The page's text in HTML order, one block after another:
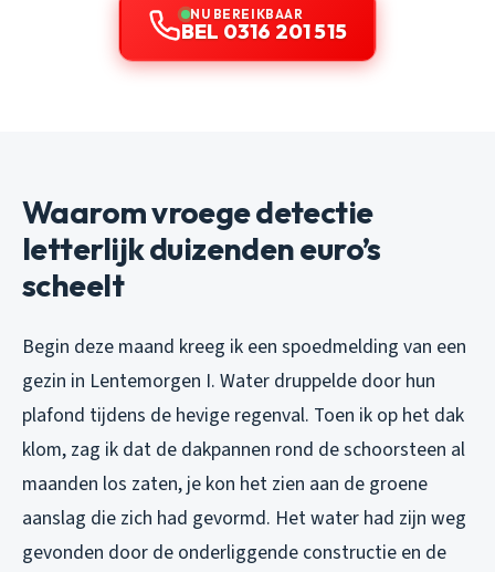
NU BEREIKBAAR
BEL 0316 201 515
Waarom vroege detectie
letterlijk duizenden euro’s
scheelt
Begin deze maand kreeg ik een spoedmelding van een
gezin in Lentemorgen I. Water druppelde door hun
plafond tijdens de hevige regenval. Toen ik op het dak
klom, zag ik dat de dakpannen rond de schoorsteen al
maanden los zaten, je kon het zien aan de groene
aanslag die zich had gevormd. Het water had zijn weg
gevonden door de onderliggende constructie en de